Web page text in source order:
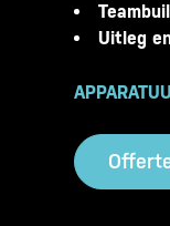
Uitleg